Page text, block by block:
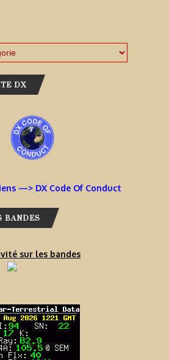
DX
—> DX Code Of Conduct
sur les bandes